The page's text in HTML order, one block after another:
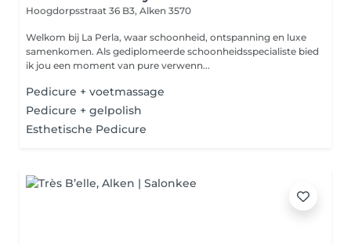
Hoogdorpsstraat 36 B3, Alken 3570
Welkom bij La Perla, waar schoonheid, ontspanning en luxe
samenkomen. Als gediplomeerde schoonheidsspecialiste bied
ik jou een moment van pure verwenn...
Pedicure + voetmassage
Pedicure + gelpolish
Esthetische Pedicure